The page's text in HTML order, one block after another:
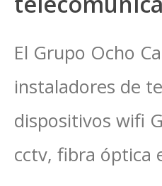
El Grupo Ocho
instaladores de
dispositivos wifi
cctv, fibra óptica